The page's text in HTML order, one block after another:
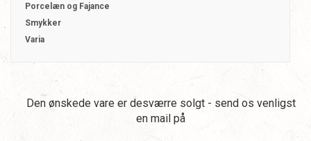
Porcelæn og Fajance
Smykker
Varia
Den ønskede vare er desværre solgt - send os venligst
en mail på